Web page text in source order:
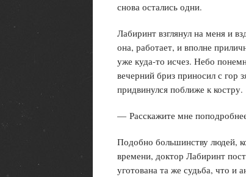
снова остались одни.
Лабиринт взглянул на меня и
она, работает, и вполне
уже куда-то исчез. Небо
вечерний бриз приносил с гор
придвинулся поближе к костру.
— Расскажите мне
Подобно большинству людей,
времени, доктор Лабиринт
уготована та же судьба, что и